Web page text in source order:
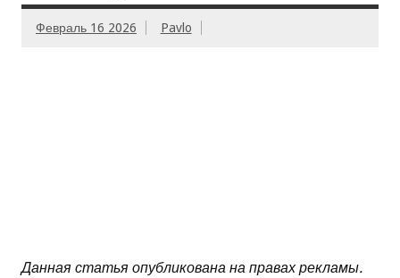
Февраль 16 2026 Pavlo
Данная статья опубликована на правах рекламы.